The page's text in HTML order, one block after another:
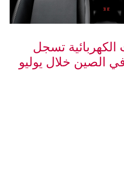
الكهربائية تسجل
الصين خلال يوليو